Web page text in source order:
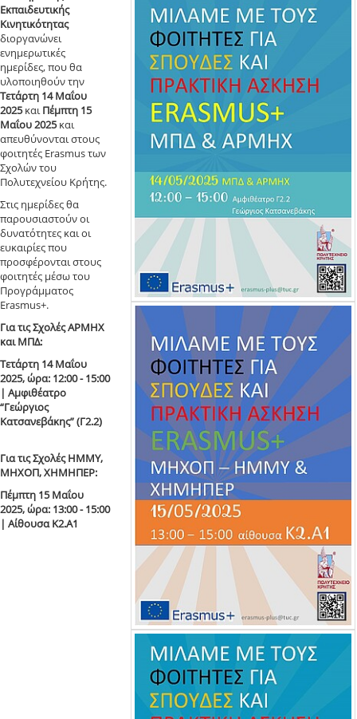
Εκπαιδευτικής
Κινητικότητας
διοργανώνει
ενημερωτικές
ημερίδες, που θα
υλοποιηθούν την
Τετάρτη 14 Μαΐου
2025καιΠέμπτη 15
Μαΐου 2025και
απευθύνονται στους
φοιτητές Erasmus των
Σχολών του
Πολυτεχνείου Κρήτης.
Στις ημερίδες θα
παρουσιαστούν οι
δυνατότητες και οι
ευκαιρίες που
προσφέρονται στους
φοιτητές μέσω του
Προγράμματος
Erasmus+.
Για τις Σχολές ΑΡΜΗΧ
και ΜΠΔ:
Τετάρτη 14 Μαΐου
2025, ώρα: 12:00 - 15:00
| Αμφιθέατρο
“Γεώργιος
Κατσανεβάκης” (Γ2.2)
Για τις Σχολές ΗΜΜΥ,
ΜΗΧΟΠ, ΧΗΜΗΠΕΡ:
Πέμπτη 15 Μαΐου
2025, ώρα: 13:00 - 15:00
| Αίθουσα Κ2.Α1